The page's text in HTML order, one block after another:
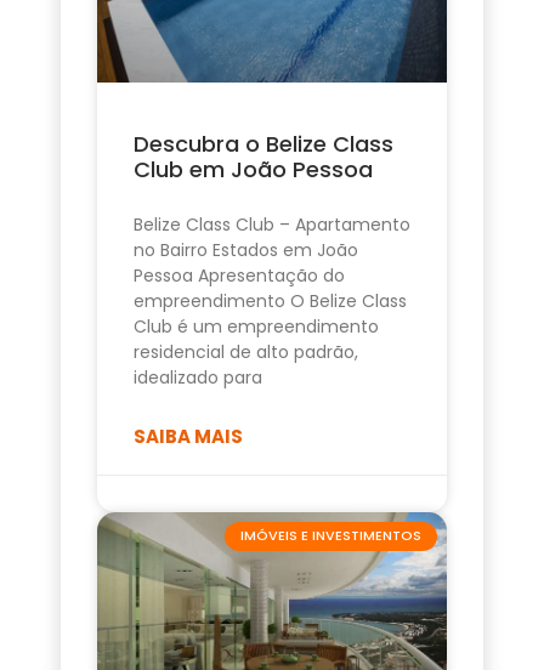
Descubra o Belize Class
Club em João Pessoa
Belize Class Club – Apartamento
no Bairro Estados em João
Pessoa Apresentação do
empreendimento O Belize Class
Club é um empreendimento
residencial de alto padrão,
idealizado para
SAIBA MAIS
IMÓVEIS E INVESTIMENTOS